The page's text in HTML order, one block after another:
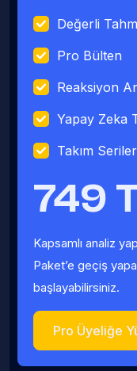
Değerli
Pro Bülten
Reaksiyon
Yapay Zeka
Takım
749
Kapsamlı analiz
Paket’e geçiş
başlayabilirsiniz.
Pro Üyeliğe